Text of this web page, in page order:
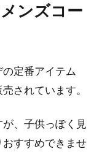
かいものはどれ？
、ニットのセーターは
ンズコー
定番アイテム
されています。
、子供っぽく見
すすめできませ